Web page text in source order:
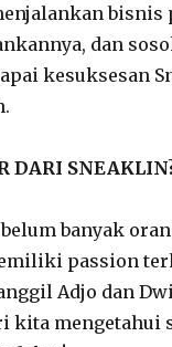
dan
kesuksesan
DARI
banyak
passion
Adjo dan
kita mengetahui